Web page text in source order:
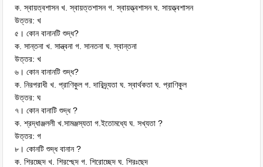
ক. স্বায়ত্বশাসন খ. স্বায়ত্তশাসন গ. স্বায়ত্ত্বশাসন ঘ. সায়ত্ত্বশাসন
উত্তর: খ
৫। কোন বানানটি শুদ্ধ?
ক. সান্তনা খ. সান্ত্বনা গ. সানতনা ঘ. স্বান্তনা
উত্তর: খ
৬। কোন বানানটি শুদ্ধ?
ক. নিরপরাধী খ. প্রাণিকুল গ. দারিদ্র্যতা ঘ. স্বার্থকতা ঘ. প্রাণিকুল
উত্তর: ঘ
৭। কোন বানাটি শুদ্ধ ?
ক. শ্রদ্ধাঞ্জললী খ.সামঞ্জস্যতা গ.ইতোমধ্যে ঘ. সখ্যতা ?
উত্তর: গ
৮। কোনটি শুদ্ধ বানান ?
ক. শিরচ্ছেদ খ. শিরশ্ছেদ গ. শিরোচ্ছেদ ঘ. শিরঃছেদ